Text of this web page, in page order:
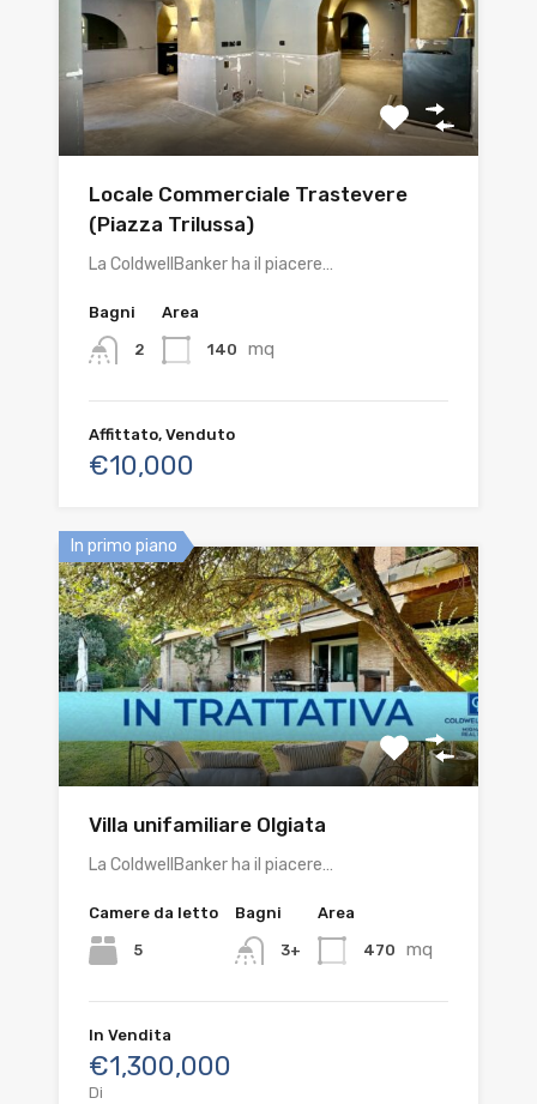
Locale Commerciale Trastevere
(Piazza Trilussa)
La ColdwellBanker ha il piacere…
Bagni
2
Area
140 mq
Affittato, Venduto
€10,000
In primo piano
Villa unifamiliare Olgiata
La ColdwellBanker ha il piacere…
Camere da letto
5
Bagni
3+
Area
470 mq
In Vendita
€1,300,000
Di